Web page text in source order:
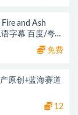
and Ash
字幕 百度/夸克
免费
原创+蓝海赛道
12